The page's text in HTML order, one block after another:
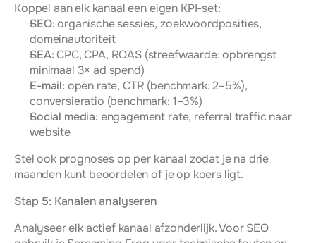
Koppel aan elk kanaal een eigen KPI-set:
SEO: organische sessies, zoekwoordposities,
domeinautoriteit
SEA: CPC, CPA, ROAS (streefwaarde: opbrengst
minimaal 3× ad spend)
E-mail: open rate, CTR (benchmark: 2–5%),
conversieratio (benchmark: 1–3%)
Social media: engagement rate, referral traffic naar
website
Stel ook prognoses op per kanaal zodat je na drie
maanden kunt beoordelen of je op koers ligt.
Stap 5: Kanalen analyseren
Analyseer elk actief kanaal afzonderlijk. Voor SEO